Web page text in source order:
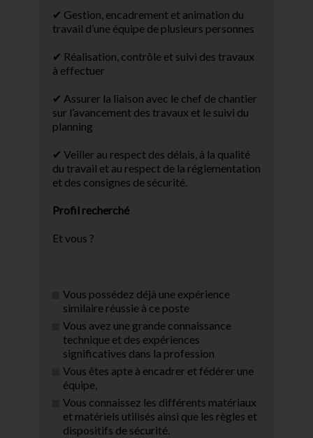
✔ Gestion, encadrement et animation du
travail d’une équipe de plusieurs personnes
✔ Réalisation, contrôle et suivi des travaux
à effectuer
✔ Assurer la liaison avec le chef de chantier
sur l’avancement des travaux et le suivi du
planning
✔ Veiller au respect des délais, à la qualité
du travail et au respect de la réglementation
et des consignes de sécurité.
Profil recherché
Et vous ?
Vous possédez déjà une expérience
similaire réussie à ce poste
Vous avez une grande connaissance
technique et des expériences
significatives dans la profession
Vous êtes apte à encadrer et fédérer une
équipe,
Vous connaissez les différents matériaux
et matériels utilisés ainsi que les règles et
dispositifs de sécurité.